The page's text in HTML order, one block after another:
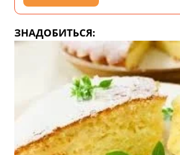
ЗНАДОБИТЬСЯ: